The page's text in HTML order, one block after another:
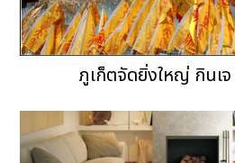
ภูเก็ตจัดยิ่งใหญ่ กินเ